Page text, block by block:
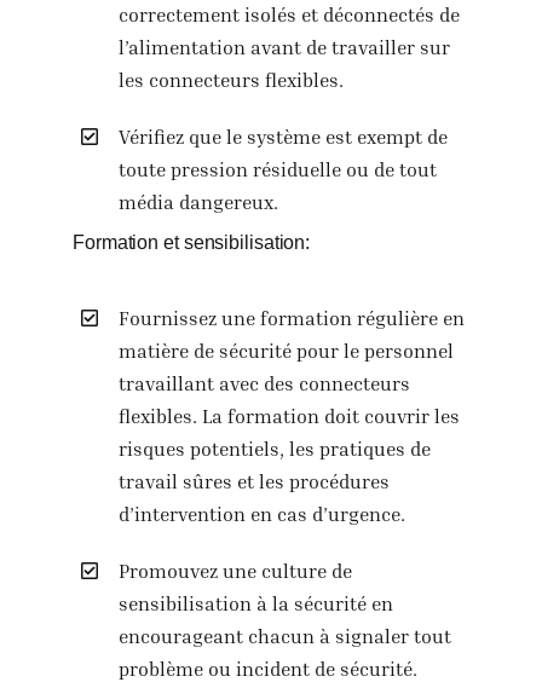
correctement isolés et déconnectés de
l’alimentation avant de travailler sur
les connecteurs flexibles.
Vérifiez que le système est exempt de
toute pression résiduelle ou de tout
média dangereux.
Formation et sensibilisation:
Fournissez une formation régulière en
matière de sécurité pour le personnel
travaillant avec des connecteurs
flexibles. La formation doit couvrir les
risques potentiels, les pratiques de
travail sûres et les procédures
d’intervention en cas d’urgence.
Promouvez une culture de
sensibilisation à la sécurité en
encourageant chacun à signaler tout
problème ou incident de sécurité.